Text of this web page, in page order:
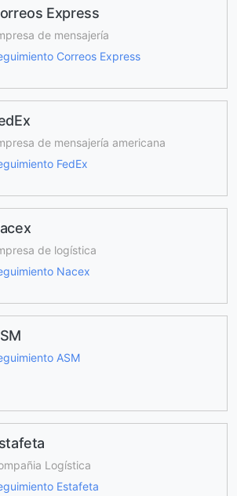
Express
de mensajería
Correos Express
de mensajería americana
FedEx
de logística
Nacex
ASM
Logística
Estafeta